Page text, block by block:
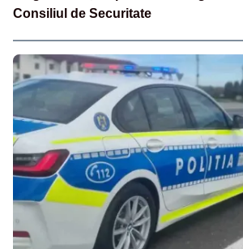
Consiliul de Securitate